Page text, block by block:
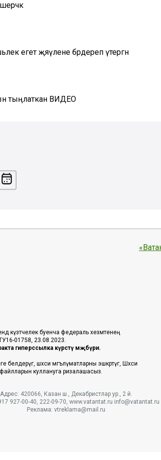
егет җәяүлене бәрдереп үтергән
тыңлаткан ВИДЕО
күзәтчелек буенча федераль хезмәтенең
01758, 23.08.2023.
гиперссылка күрсәтү мәҗбүри.
шәхси мәгълүматларны эшкәртүгә, Шәхси
файлларын куллануга ризалашасыз.
Адрес: 420066, Казан ш., Декабристлар ур., 2 й.
927-00-40, 222-09-70, www.vatantat.ru info@vatantat.ru
Реклама: vtreklama@mail.ru